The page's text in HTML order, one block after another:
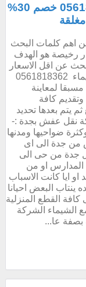
افضل شركة نقل عفش بجدة 0561818362 خصم 30%
اهم كلمات البحث
رخيصة هو الهدف
عن اقل الاسعار
+ خدمة عالية الجودة وهذا ما نقوم به فى الشيماء 0561818362
لمعاينة
كافة
يتم بعدها تحديد
نقل عفش بجدة :-
ضواحيها ومدنها
من جدة الى اى
جدة من حى الى
المدارس او من
ايا كانت الاسباب
ينتاب البعض احيانا
القطع المنزلية
الشيماء الشركة
بصفة عا...